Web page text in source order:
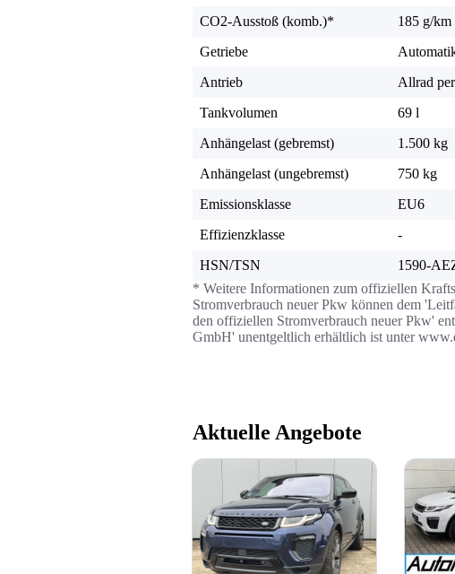
CO2-Ausstoß (komb.)*
185 g/km
Getriebe
Antrieb
Allrad
Tankvolumen
69 l
Anhängelast (gebremst)
1.500 kg
Anhängelast (ungebremst)
750 kg
Emissionsklasse
EU6
Effizienzklasse
-
HSN/TSN
1590-
* Weitere Informationen zum offiziellen
Stromverbrauch neuer Pkw können dem
den offiziellen Stromverbrauch neuer Pkw'
GmbH' unentgeltlich erhältlich ist unter
Aktuelle Angebote